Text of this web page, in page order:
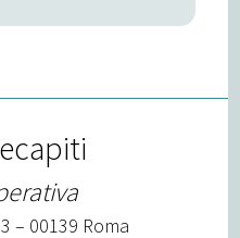
– 00139 Roma